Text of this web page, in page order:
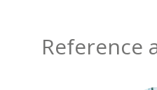
Reference